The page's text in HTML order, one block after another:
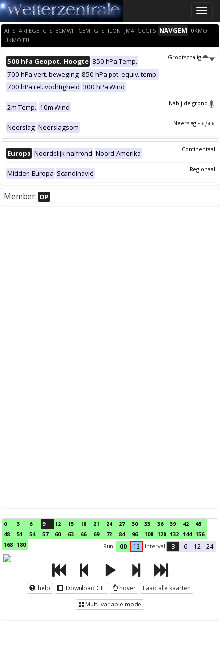
Toggle
AIFS ARPEGE CFS ECMWF GEM GFS ICON JMA GCGFS NAVGEM UKMO
UKMO EU
Grootschalig
500 hPa Geopot. Hoogte 850 hPa Temp.
700 hPa vert. beweging 850 hPa pot. equiv. temp.
700 hPa rel. vochtigheid 300 hPa Wind
Nabij de grond
2m Temp. 10m Wind
Neerslag
Neerslag Neerslagsom
Continentaal
Europa Noordelijk halfrond Noord-Amerika
Regionaal
Midden-Europa Scandinavië
Member: OP
0 3 6 9 12 15 18 21 24 27 30 33 36 39 42
45
48
51 54 57 60 63 66 69 72 84 96 108 120 132 144 156
168 180 Run: 00 12 Interval 3 6 12 24
help Download GIF hover
Laad alle kaarten
Multi-variable mode